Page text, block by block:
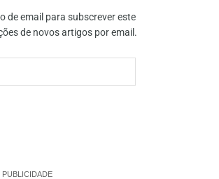
de email para subscrever este
de novos artigos por email.
PUBLICIDADE